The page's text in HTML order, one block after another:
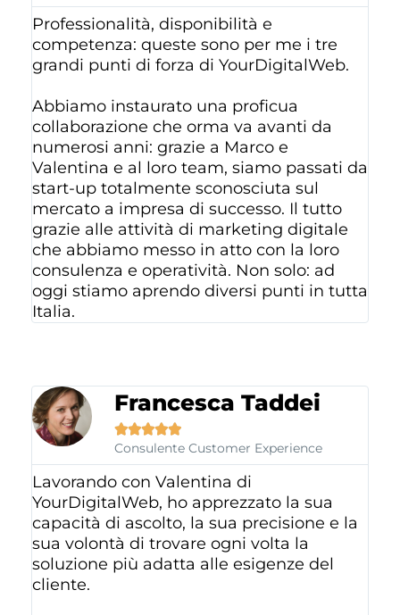
Professionalità, disponibilità e
competenza: queste sono per me i tre
grandi punti di forza di YourDigitalWeb.
Abbiamo instaurato una proficua
collaborazione che orma va avanti da
numerosi anni: grazie a Marco e
Valentina e al loro team, siamo passati da
start-up totalmente sconosciuta sul
mercato a impresa di successo. Il tutto
grazie alle attività di marketing digitale
che abbiamo messo in atto con la loro
consulenza e operatività. Non solo: ad
oggi stiamo aprendo diversi punti in tutta
Italia.
Francesca Taddei

Consulente Customer Experience
Lavorando con Valentina di
YourDigitalWeb, ho apprezzato la sua
capacità di ascolto, la sua precisione e la
sua volontà di trovare ogni volta la
soluzione più adatta alle esigenze del
cliente.